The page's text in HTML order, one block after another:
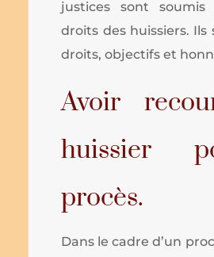
justices sont
droits des huissiers. Ils
droits, objectifs et
Avoir
huissier
procès.
Dans le cadre d’un